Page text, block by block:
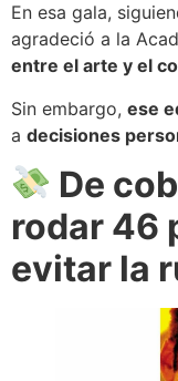
En esa gala,
agradeció a la
entre el arte y el
Sin embargo, ese
a decisiones
De
rodar 46
evitar la